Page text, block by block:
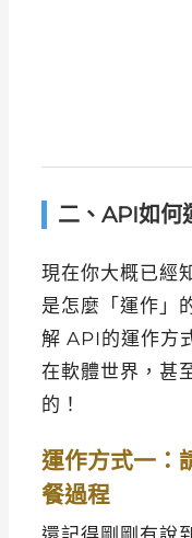
二、API如何
現在你大概已經
是怎麼「運作」
解 API的運作方
在軟體世界，甚
的！
運作方式一
餐過程